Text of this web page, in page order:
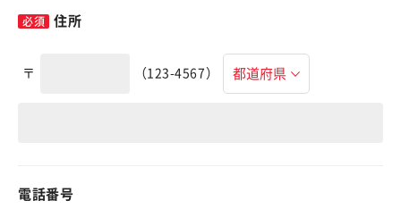
住所
〒 （123-4567）
電話番号